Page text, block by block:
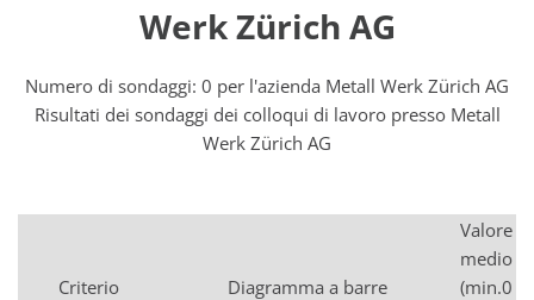
Werk Zürich AG
Numero di sondaggi: 0 per l'azienda Metall Werk Zürich AG
Risultati dei sondaggi dei colloqui di lavoro presso Metall
Werk Zürich AG
Criterio Diagramma a barre
Valore
medio
(min.0